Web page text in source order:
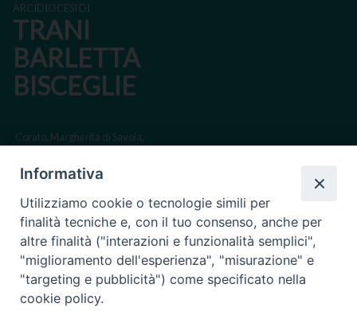
ARCIDIOCESI DI
TRANI
BARLETTA
BISCEGLIE
Corato, Margherita di Savoia,
Regione ecclesiastica Puglia
Via Beltrani, 9
76125 Trani BT
Centralino Tel. 0883 494211
Informativa
Utilizziamo cookie o tecnologie simili per
finalità tecniche e, con il tuo consenso, anche per
altre finalità ("interazioni e funzionalità semplici",
"miglioramento dell'esperienza", "misurazione" e
"targeting e pubblicità") come specificato nella
cookie policy.